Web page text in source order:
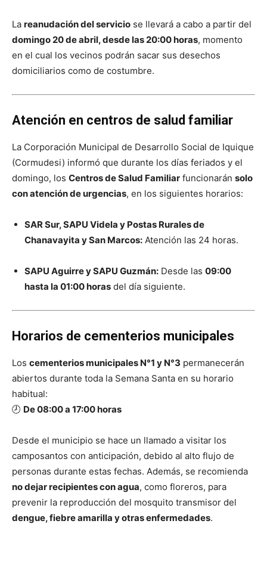
La reanudación del servicio se llevará a cabo a partir del
domingo 20 de abril, desde las 20:00 horas, momento
en el cual los vecinos podrán sacar sus desechos
domiciliarios como de costumbre.
Atención en centros de salud familiar
La Corporación Municipal de Desarrollo Social de Iquique
(Cormudesi) informó que durante los días feriados y el
domingo, los Centros de Salud Familiar funcionarán solo
con atención de urgencias, en los siguientes horarios:
SAR Sur, SAPU Videla y Postas Rurales de
Chanavayita y San Marcos: Atención las 24 horas.
SAPU Aguirre y SAPU Guzmán: Desde las 09:00
hasta la 01:00 horas del día siguiente.
Horarios de cementerios municipales
Los cementerios municipales N°1 y N°3 permanecerán
abiertos durante toda la Semana Santa en su horario
habitual:
🕗 De 08:00 a 17:00 horas
Desde el municipio se hace un llamado a visitar los
camposantos con anticipación, debido al alto flujo de
personas durante estas fechas. Además, se recomienda
no dejar recipientes con agua, como floreros, para
prevenir la reproducción del mosquito transmisor del
dengue, fiebre amarilla y otras enfermedades.